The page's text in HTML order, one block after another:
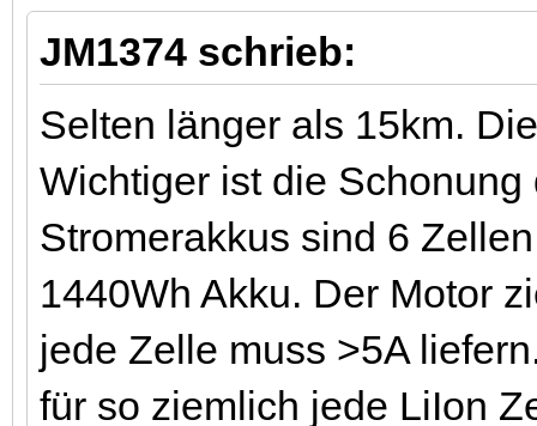
JM1374 schrieb:
Selten länger als 15km.
Wichtiger ist die
Stromerakkus sind 6
1440Wh Akku. Der Motor
jede Zelle muss >5A
für so ziemlich jede LiIon